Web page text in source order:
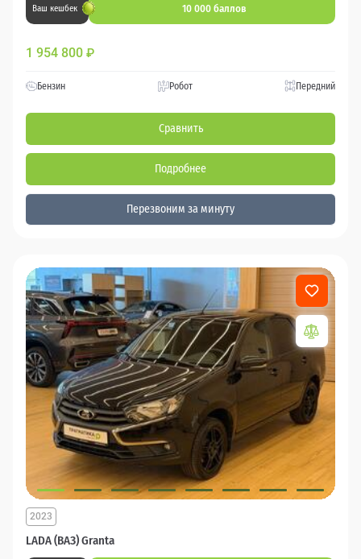
Ваш кешбек 10 000 баллов
1 954 800 ₽
Бензин Робот Передний
Сравнить
Подробнее
Перезвоним за минуту
LADA (ВАЗ) Granta
2023